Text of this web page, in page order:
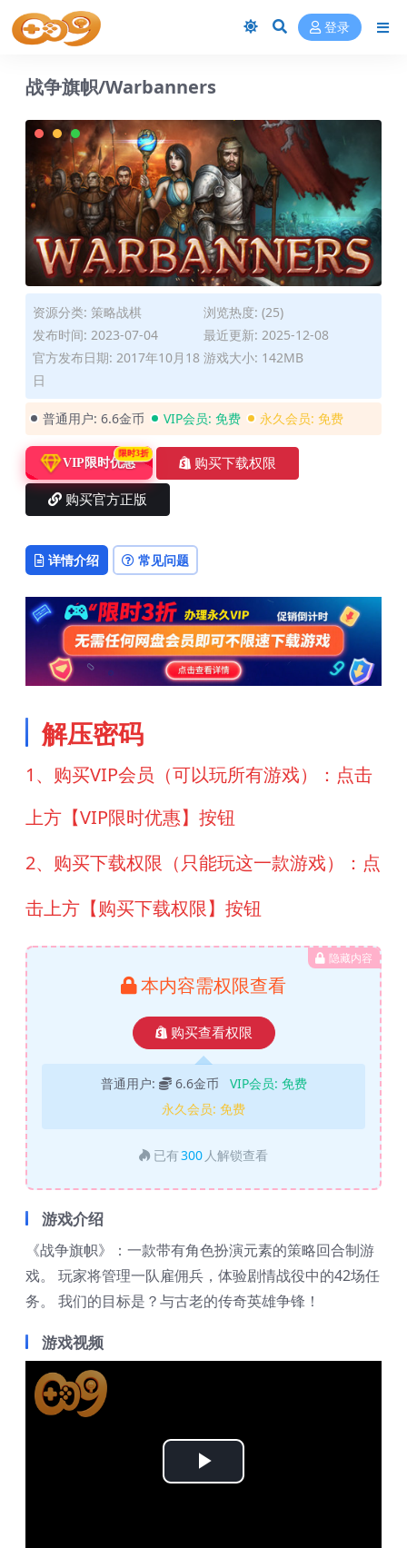
登录
战争旗帜/Warbanners
资源分类: 策略战棋
浏览热度: (25)
发布时间: 2023-07-04
最近更新: 2025-12-08
官方发布日期: 2017年10月18
日
游戏大小: 142MB
普通用户: 6.6金币 VIP会员: 免费 永久会员: 免费
VIP限时优惠
限时3折
购买下载权限
购买官方正版
详情介绍 常见问题
解压密码
1、购买VIP会员（可以玩所有游戏）：点击
上方【VIP限时优惠】按钮
2、购买下载权限（只能玩这一款游戏）：点
击上方【购买下载权限】按钮
隐藏内容
本内容需权限查看
购买查看权限
普通用户: 6.6金币 VIP会员: 免费
永久会员: 免费
已有300 人解锁查看
游戏介绍
《战争旗帜》：一款带有角色扮演元素的策略回合制游
戏。 玩家将管理一队雇佣兵，体验剧情战役中的42场任
务。 我们的目标是？与古老的传奇英雄争锋！
游戏视频
Play